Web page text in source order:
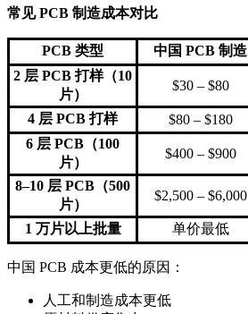
常见 PCB 制造成本对比
PCB 类型 中国 PCB 制造
2 层 PCB 打样（10
片）
$30 – $80
4 层 PCB 打样 $80 – $180
6 层 PCB（100
片）
$400 – $900
8–10 层 PCB（500
片）
$2,500 – $6,000
1 万片以上批量 单价最低
中国 PCB 成本更低的原因：
人工和制造成本更低